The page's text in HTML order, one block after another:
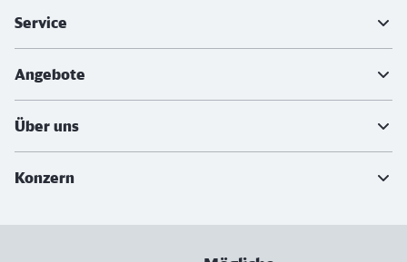
Service
Angebote
Über uns
Konzern